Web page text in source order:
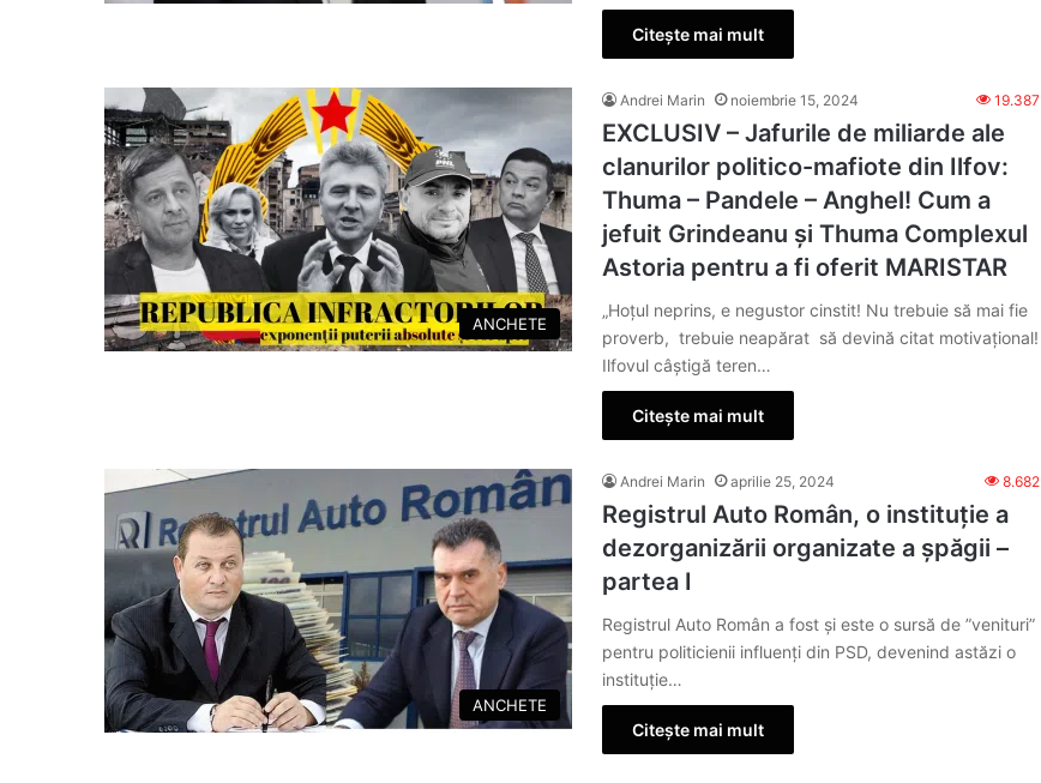
Citește mai mult
ANCHETE
Andrei Marin noiembrie 15, 2024 19.387
EXCLUSIV – Jafurile de miliarde ale
clanurilor politico-mafiote din Ilfov:
Thuma – Pandele – Anghel! Cum a
jefuit Grindeanu și Thuma Complexul
Astoria pentru a fi oferit MARISTAR
„Hoțul neprins, e negustor cinstit! Nu trebuie să mai fie
proverb, trebuie neapărat să devină citat motivațional!
Ilfovul câștigă teren…
Citește mai mult
ANCHETE
Andrei Marin aprilie 25, 2024 8.682
Registrul Auto Român, o instituție a
dezorganizării organizate a șpăgii –
partea I
Registrul Auto Român a fost și este o sursă de ”venituri”
pentru politicienii influenți din PSD, devenind astăzi o
instituție…
Citește mai mult